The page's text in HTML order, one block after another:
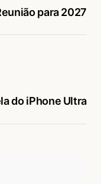
para 2027
do iPhone Ultra